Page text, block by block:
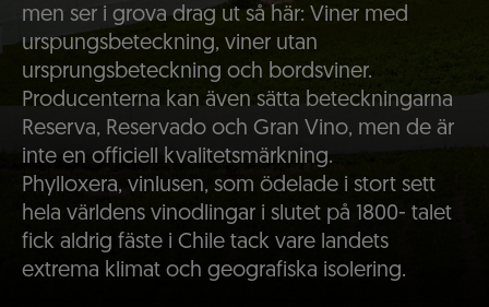
men ser i grova drag ut så här: Viner med
urspungsbeteckning, viner utan
ursprungsbeteckning och bordsviner.
Producenterna kan även sätta beteckningarna
Reserva, Reservado och Gran Vino, men de är
inte en officiell kvalitetsmärkning.
Phylloxera, vinlusen, som ödelade i stort sett
hela världens vinodlingar i slutet på 1800- talet
fick aldrig fäste i Chile tack vare landets
extrema klimat och geografiska isolering.